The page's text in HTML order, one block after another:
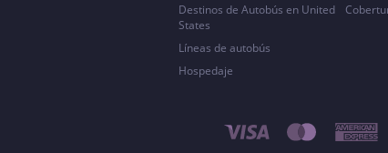
Destinos de Autobús en United
States
Líneas de autobús
Hospedaje